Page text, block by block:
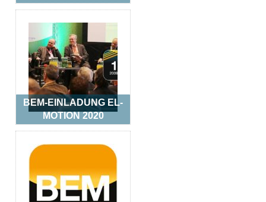
BEM-EINLADUNG EL-
MOTION 2020